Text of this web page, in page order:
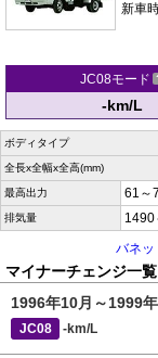
新車
JC08モード
-km/L
ボディタイプ
全長x全幅x全高(mm)
最高出力 61～
排気量 1490
バネッ
マイナーチェンジ一覧
1996年10月～1999
JC08 -km/L